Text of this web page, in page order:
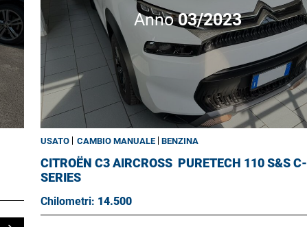
Anno03/2023
USATO CAMBIO MANUALE BENZINA
CITROËN C3 AIRCROSS PURETECH 110 S&S C-
SERIES
Chilometri: 14.500